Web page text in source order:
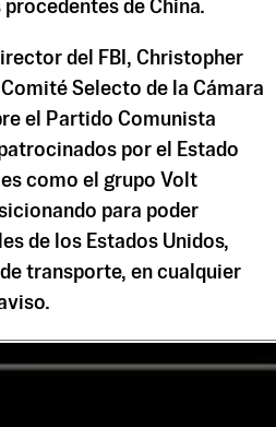
de China.
del FBI, Christopher
Selecto de la Cámara
el Partido Comunista
por el Estado
como el grupo Volt
para poder
de los Estados Unidos,
transporte, en cualquier